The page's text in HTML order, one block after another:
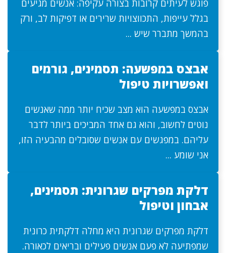
פוגש לעיתים קרובות בצורה עקיפה: אנשים מגיעים
בגלל עייפות, התכווצויות שרירים או דפיקות לב, ורק
בהמשך מתברר שיש ...
אבצס במפשעה: תסמינים, גורמים
ואפשרויות טיפול
אבצס במפשעה הוא מצב שכיח יותר ממה שאנשים
נוטים לחשוב, והוא גם אחד המביכים ביותר לדבר
עליהם. במפגשים עם אנשים שסובלים מהבעיה הזו,
אני שומע ...
דלקת מפרקים שגרונית: תסמינים,
אבחון וטיפול
דלקת מפרקים שגרונית היא מחלה דלקתית כרונית
שמפתיעה לא פעם אנשים פעילים ובריאים לכאורה.